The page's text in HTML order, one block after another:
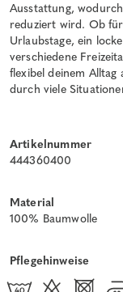
Ausstattung,
reduziert wird. Ob
Urlaubstage, ein
verschiedene
flexibel deinem
durch viele
Artikelnummer
444360400
Material
100% Baumwolle
Pflegehinweise